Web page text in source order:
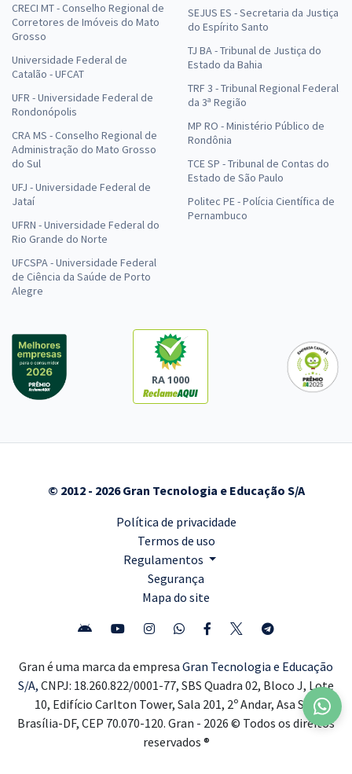
CRECI MT - Conselho Regional de
Corretores de Imóveis do Mato
Grosso
Universidade Federal de
Catalão - UFCAT
UFR - Universidade Federal de
Rondonópolis
CRA MS - Conselho Regional de
Administração do Mato Grosso
do Sul
UFJ - Universidade Federal de
Jataí
UFRN - Universidade Federal do
Rio Grande do Norte
UFCSPA - Universidade Federal
de Ciência da Saúde de Porto
Alegre
SEJUS ES - Secretaria da Justiça
do Espírito Santo
TJ BA - Tribunal de Justiça do
Estado da Bahia
TRF 3 - Tribunal Regional Federal
da 3ª Região
MP RO - Ministério Público de
Rondônia
TCE SP - Tribunal de Contas do
Estado de São Paulo
Politec PE - Polícia Científica de
Pernambuco
RA 1000
© 2012 - 2026 Gran Tecnologia e Educação S/A
Política de privacidade
Termos de uso
Regulamentos
Segurança
Mapa do site
Gran é uma marca da empresa Gran Tecnologia e Educação
S/A, CNPJ: 18.260.822/0001-77, SBS Quadra 02, Bloco J, Lote
10, Edifício Carlton Tower, Sala 201, 2º Andar, Asa Sul,
Brasília-DF, CEP 70.070-120. Gran - 2026 © Todos os direitos
reservados ®